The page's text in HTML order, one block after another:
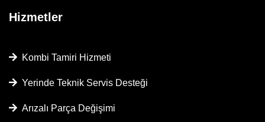
Hizmetler
Kombi Tamiri Hizmeti
Yerinde Teknik Servis Desteği
Arızalı Parça Değişimi